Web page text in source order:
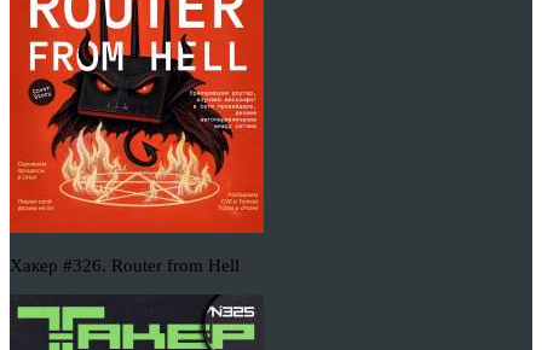
Хакер #326. Router from Hell